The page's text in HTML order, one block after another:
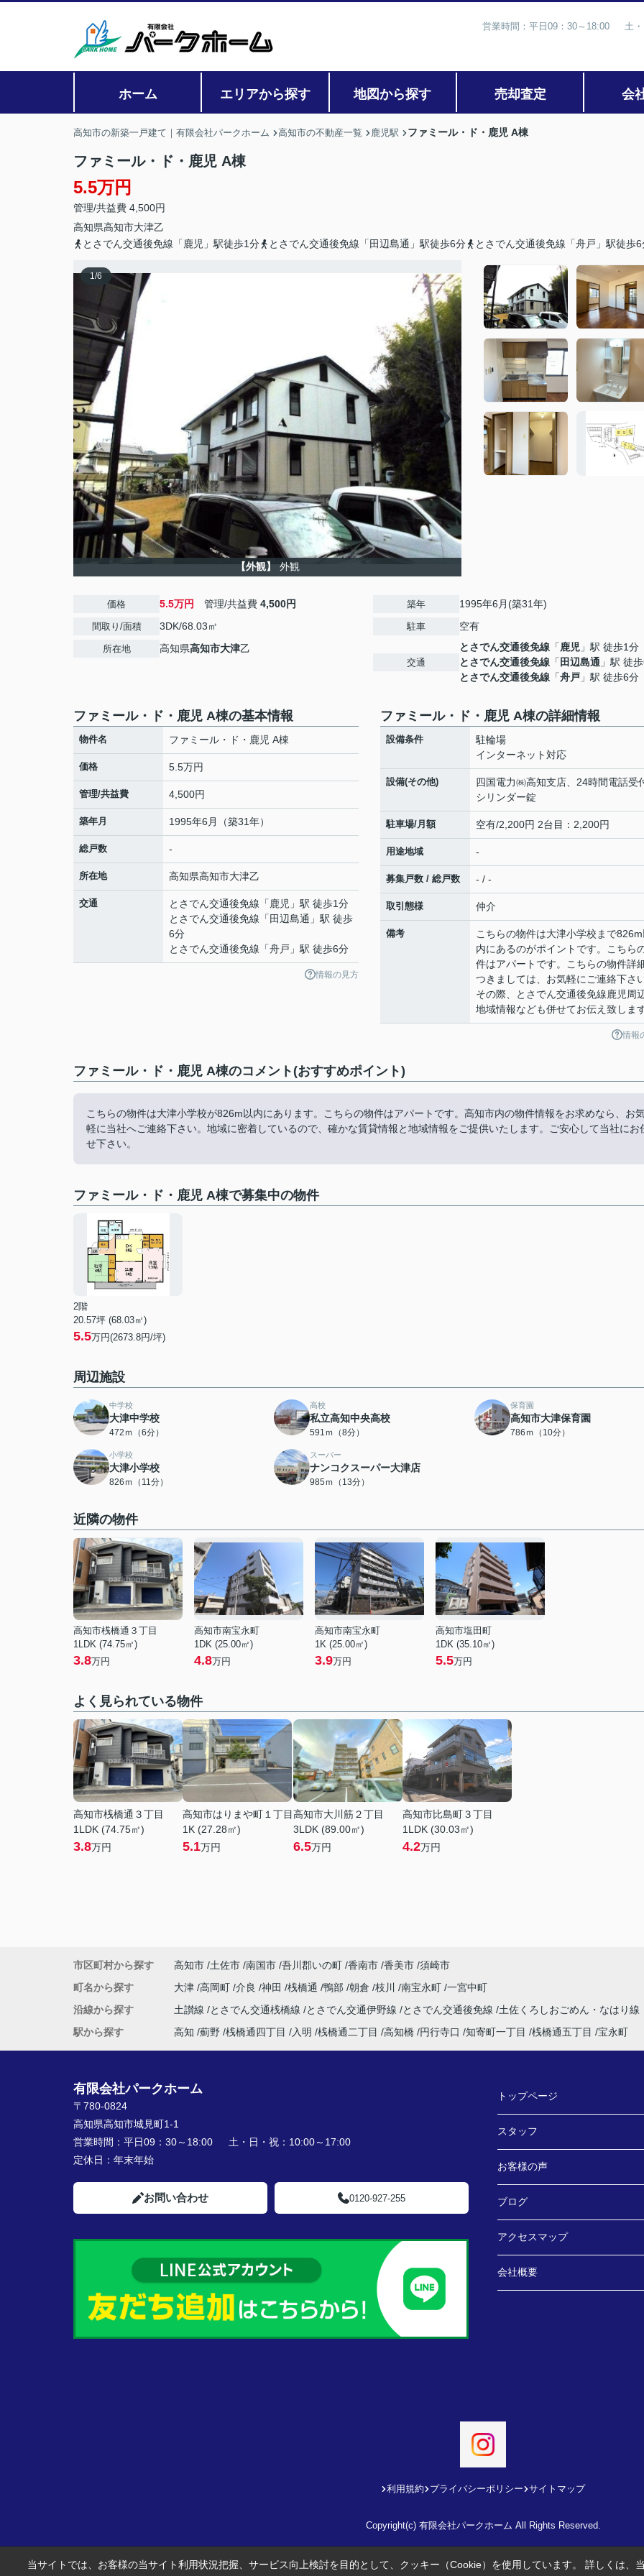
営業時間：平日09：30～18:00 土
ホーム エリアから探す 地図から探す 売却査定 会
高知市の新築一戸建て｜有限会社パークホーム 高知市の不動産一覧 鹿児駅 ファミール・ド・鹿児 A棟
ファミール・ド・鹿児 A棟
5.5万円
管理/共益費 4,500円
高知県高知市大津乙
とさでん交通後免線「鹿児」駅徒歩1分
とさでん交通後免線「田辺島通」駅徒歩6分 とさでん交通後免線「舟戸」駅徒歩6
1/6
【外観】 外観
価格 5.5万円 管理/共益費 4,500円
間取り/面積 3DK/68.03㎡
所在地 高知県高知市大津乙
築年 1995年6月(築31年)
駐車 空有
交通
とさでん交通後免線 「 鹿児 」駅 徒歩1分
とさでん交通後免線 「 田辺島通 」駅 徒
とさでん交通後免線 「舟戸 」駅 徒歩6分
ファミール・ド・鹿児 A棟の基本情報
物件名 ファミール・ド・鹿児 A棟
価格 5.5万円
管理/共益費 4,500円
築年月 1995年6月（築31年）
総戸数 -
所在地 高知県高知市大津乙
交通 とさでん交通後免線 「 鹿児 」駅 徒歩1分
とさでん交通後免線 「 田辺島通 」駅 徒歩
6分
とさでん交通後免線 「舟戸 」駅 徒歩6分
情報の見方
ファミール・ド・鹿児 A棟の詳細情報
設備条件
駐輪場
インターネット対応
設備(その他)
四国電力㈱高知支店、24時間電話受
シリンダー錠
駐車場/月額 空有/2,200円 2台目：2,200円
用途地域 -
募集戸数 / 総戸数 - / -
取引態様 仲介
備考
こちらの物件は大津小学校まで826m
内にあるのがポイントです。こちら
件はアパートです。こちらの物件詳
つきましては、お気軽にご連絡下さい
その際、とさでん交通後免線鹿児周
地域情報なども併せてお伝え致します
情報
ファミール・ド・鹿児 A棟のコメント(おすすめポイント)
こちらの物件は大津小学校が826m以内にあります。こちらの物件はアパートです。高知市内の物件情報をお求めなら、お
軽に当社へご連絡下さい。地域に密着しているので、確かな賃貸情報と地域情報をご提供いたします。ご安心して当社にお
せ下さい。
ファミール・ド・鹿児 A棟で募集中の物件
2階
20.57坪 (68.03㎡)
5.5万円(2673.8円/坪)
周辺施設
中学校
大津中学校
472ｍ（6分）
高校
私立高知中央高校
591ｍ（8分）
保育園
高知市大津保育園
786ｍ（10分）
小学校
大津小学校
826ｍ（11分）
スーパー
ナンコクスーパー大津店
985ｍ（13分）
近隣の物件
高知市桟橋通３丁目
1LDK (74.75㎡)
3.8万円
高知市南宝永町
1DK (25.00㎡)
4.8万円
高知市南宝永町
1K (25.00㎡)
3.9万円
高知市塩田町
1DK (35.10㎡)
5.5万円
よく見られている物件
高知市桟橋通３丁目
1LDK (74.75㎡)
3.8万円
高知市はりまや町１丁目
1K (27.28㎡)
5.1万円
高知市大川筋２丁目
3LDK (89.00㎡)
6.5万円
高知市比島町３丁目
1LDK (30.03㎡)
4.2万円
市区町村から探す 高知市 土佐市 南国市 吾川郡いの町 香南市 香美市 須崎市
町名から探す
大津 高岡町 介良 神田 桟橋通 鴨部 朝倉 枝川 南宝永町 一宮中町
沿線から探す
土讃線 とさでん交通桟橋線 とさでん交通伊野線 とさでん交通後免線
土佐くろしおごめん・なはり線
駅から探す
高知 薊野 桟橋通四丁目 入明 桟橋通二丁目 高知橋 円行寺口 知寄町一丁目 桟橋通五丁目 宝永町
有限会社パークホーム
〒780-0824
高知県高知市城見町1-1
営業時間： 平日09：30～18:00 土・日・祝：10:00～17:00
定休日： 年末年始
お問い合わせ 0120-927-255
トップページ
スタッフ
お客様の声
ブログ
アクセスマップ
会社概要
利用規約 プライバシーポリシー サイトマップ
Copyright(c) 有限会社パークホーム All Rights Reserved.
当サイトでは、お客様の当サイト利用状況把握、サービス向上検討を目的として、クッキー（Cookie）を使用しています。 詳しくは、